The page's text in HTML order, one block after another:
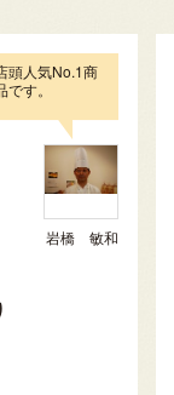
頭人気No.1商
です。
岩橋 敏和